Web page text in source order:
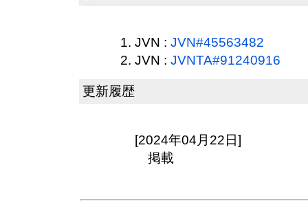
JVN : JVN#45563482
JVN : JVNTA#91240916
更新履歴
[2024年04月22日]
掲載